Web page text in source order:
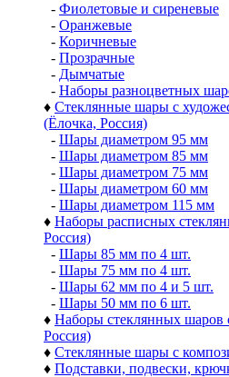
- Фиолетовые и сиреневые
- Оранжевые
- Коричневые
- Прозрачные
- Дымчатые
- Наборы разноцветных
♦ Стеклянные шары с
(Ёлочка, Россия)
- Шары диаметром 95 мм
- Шары диаметром 85 мм
- Шары диаметром 75 мм
- Шары диаметром 60 мм
- Шары диаметром 115 мм
♦ Наборы расписных
Россия)
- Шары 85 мм по 4 шт.
- Шары 75 мм по 4 шт.
- Шары 62 мм по 4 и 5 шт.
- Шары 50 мм по 6 шт.
♦ Наборы стеклянных шаров
Россия)
♦ Стеклянные шары с
♦ Подставки, подвески,